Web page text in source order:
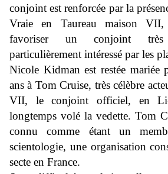
conjoint est renforcée par la
Vraie en Taureau maison
favoriser un conjoint très
particulièrement intéressé par les
Nicole Kidman est restée mariée
ans à Tom Cruise, très célèbre
VII, le conjoint officiel, en
longtemps volé la vedette. Tom
connu comme étant un
scientologie, une organisation
secte en France.